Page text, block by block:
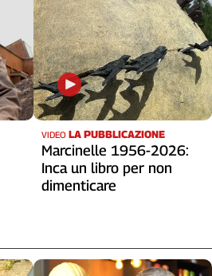
VIDEO LA PUBBLICAZIONE
Marcinelle 1956-2026:
Inca un libro per non
dimenticare